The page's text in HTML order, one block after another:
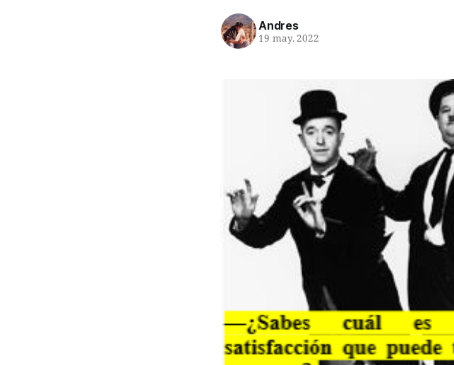
Andres
19 may. 2022